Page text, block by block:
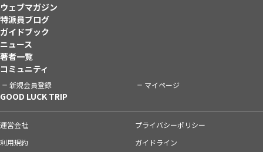
ウェブマガジン
特派員ブログ
ガイドブック
ニュース
著者一覧
コミュニティ
新規会員登録 マイページ
GOOD LUCK TRIP
運営会社
プライバシーポリシー
利用規約
ガイドライン